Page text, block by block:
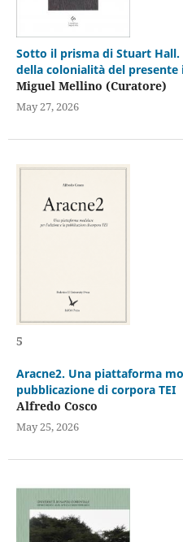
Sotto il prisma di Stuart
della colonialità del presente
Miguel Mellino (Curatore)
May 27, 2026
5
Aracne2. Una piattaforma
pubblicazione di corpora TEI
Alfredo Cosco
May 25, 2026